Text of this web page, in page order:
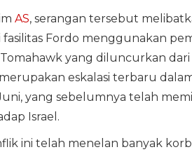
AS, serangan tersebut
Fordo menggunakan
yang diluncurkan
eskalasi terbaru
yang sebelumnya telah
Israel.
ini telah menelan banyak